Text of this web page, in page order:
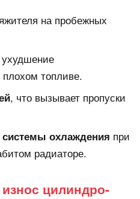
на пробежных
топливе.
, что вызывает пропуски
системы охлаждения при
радиаторе.
цилиндро-